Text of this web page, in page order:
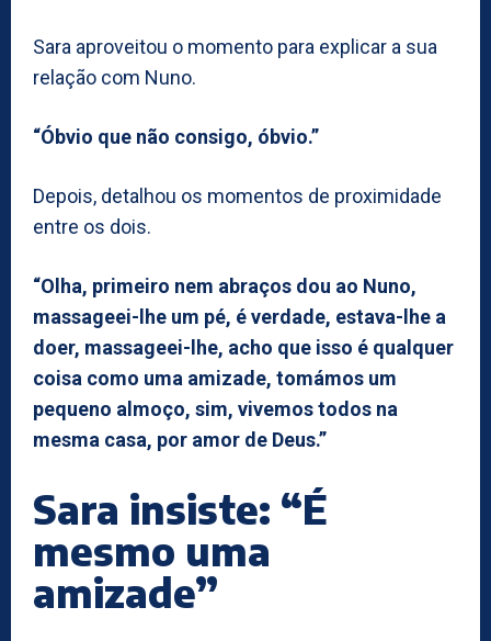
Sara aproveitou o momento para explicar a sua
relação com Nuno.
“Óbvio que não consigo, óbvio.”
Depois, detalhou os momentos de proximidade
entre os dois.
“Olha, primeiro nem abraços dou ao Nuno,
massageei-lhe um pé, é verdade, estava-lhe a
doer, massageei-lhe, acho que isso é qualquer
coisa como uma amizade, tomámos um
pequeno almoço, sim, vivemos todos na
mesma casa, por amor de Deus.”
Sara insiste: “É
mesmo uma
amizade”